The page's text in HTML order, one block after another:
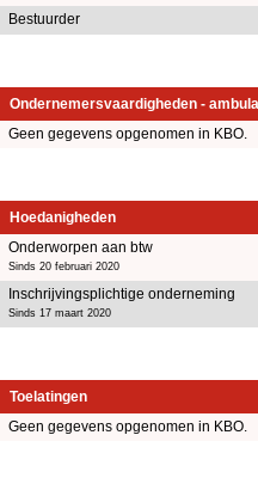
Bestuurder
Ondernemersvaardigheden -
Geen gegevens opgenomen in KBO.
Hoedanigheden
Onderworpen aan btw
Sinds 20 februari 2020
Inschrijvingsplichtige onderneming
Sinds 17 maart 2020
Toelatingen
Geen gegevens opgenomen in KBO.